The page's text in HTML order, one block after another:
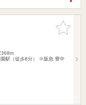
お気に入
りに追加
368m
園駅（徒歩8分） ※阪急 豊中